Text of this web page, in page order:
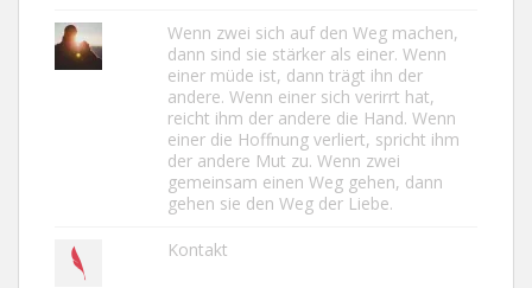
Wenn zwei sich auf den Weg machen,
dann sind sie stärker als einer. Wenn
einer müde ist, dann trägt ihn der
andere. Wenn einer sich verirrt hat,
reicht ihm der andere die Hand. Wenn
einer die Hoffnung verliert, spricht ihm
der andere Mut zu. Wenn zwei
gemeinsam einen Weg gehen, dann
gehen sie den Weg der Liebe.
Kontakt